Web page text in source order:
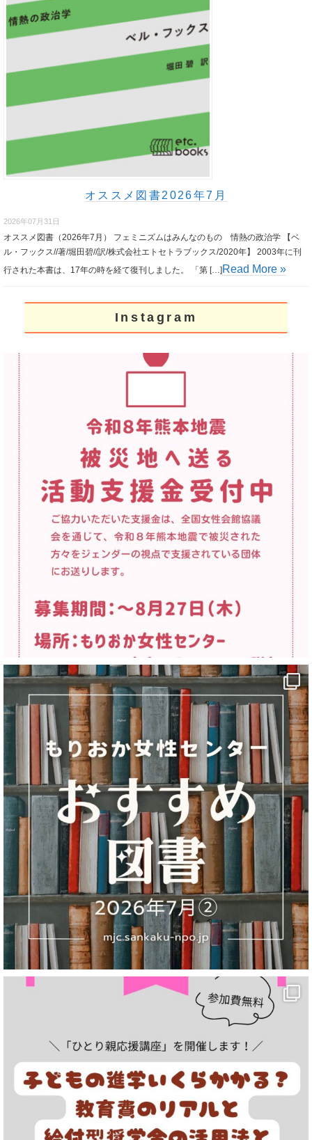
オススメ図書2026年7月
2026年07月31日
オススメ図書（2026年7月） フェミニズムはみんなのもの 情熱の政治学 【ベ
ル・フックス//著/堀田碧//訳/株式会社エトセトラブックス/2020年】 2003年に刊
行された本書は、17年の時を経て復刊しました。 「第 […]Read More »
Instagram